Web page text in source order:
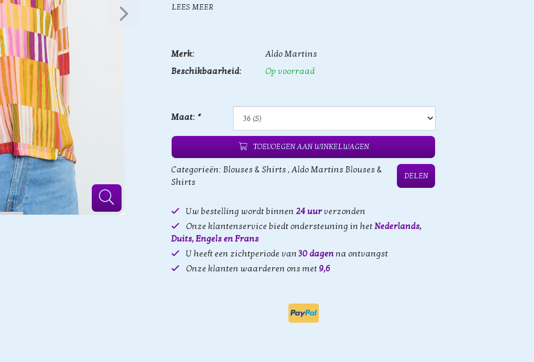
LEES MEER
Merk:
Aldo Martins
Beschikbaarheid:
Op voorraad
Maat: *
TOEVOEGEN AAN WINKELWAGEN
Categorieën: Blouses & Shirts, Aldo Martins Blouses &
Shirts
DELEN
Uw bestelling wordt binnen 24 uurverzonden
Onze klantenservice biedt ondersteuning in hetNederlands,
Duits, Engels en Frans
U heeft een zichtperiode van30 dagenna ontvangst
Onze klanten waarderen ons met 9,6